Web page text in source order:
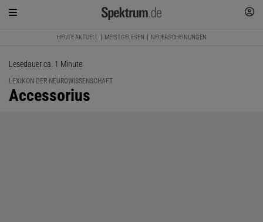
HEUTE AKTUELL MEISTGELESEN NEUERSCHEINUNGEN
Lesedauer ca. 1 Minute
LEXIKON DER NEUROWISSENSCHAFT
:
Accessorius